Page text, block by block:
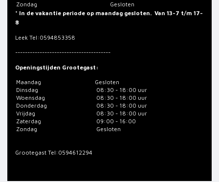
Zondag
Gesloten
* In de vakantie periode op maandag gesloten. Van 13-7 t/m 17-
8
LeekTel:0594853358
---------------------------------------
Openingstijden Grootegast:
Maandag
Gesloten
Dinsdag
08:30 - 18:00 uur
Woensdag
08:30 - 18:00 uur
Donderdag
08:30 - 18:00 uur
Vrijdag
08:30 - 18:00 uur
Zaterdag
09:00 - 16:00
Zondag
Gesloten
GrootegastTel:0594612294